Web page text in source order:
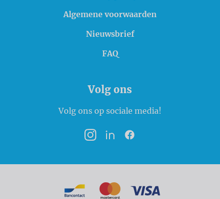
Algemene voorwaarden
Nieuwsbrief
FAQ
Volg ons
Volg ons op sociale media!
InstagramLinkedInFacebook
Betaalmogelijkheden
BancontactMasterCard
VISA